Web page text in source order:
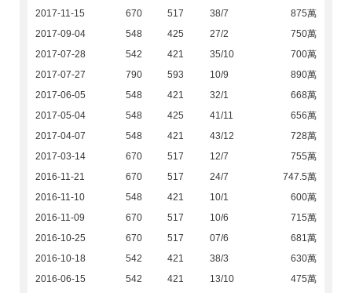
2017-11-15
670 517 38/7
875萬
2017-09-04
548 425 27/2
750萬
2017-07-28
542 421 35/10
700萬
2017-07-27
790 593 10/9
890萬
2017-06-05
548 421 32/1
668萬
2017-05-04
548 425 41/11
656萬
2017-04-07
548 421 43/12
728萬
2017-03-14
670 517 12/7
755萬
2016-11-21
670 517 24/7
747.5萬
2016-11-10
548 421 10/1
600萬
2016-11-09
670 517 10/6
715萬
2016-10-25
670 517 07/6
681萬
2016-10-18
542 421 38/3
630萬
2016-06-15
542 421 13/10
475萬